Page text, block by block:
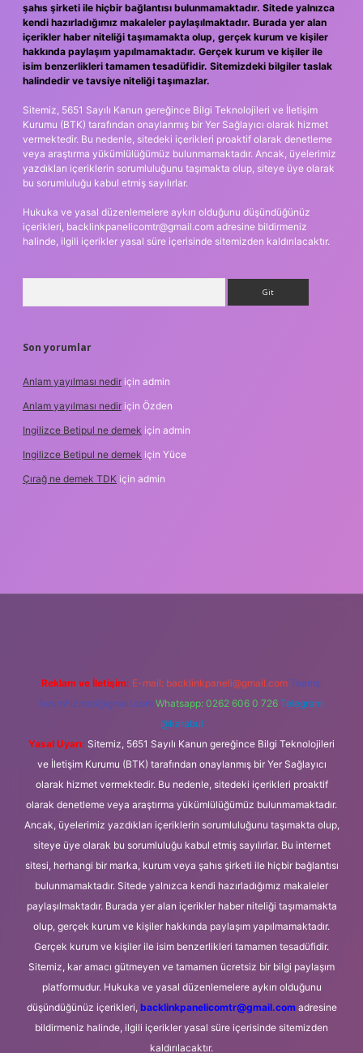
şahıs şirketi ile hiçbir bağlantısı bulunmamaktadır. Sitede yalnızca
kendi hazırladığımız makaleler paylaşılmaktadır. Burada yer alan
içerikler haber niteliği taşımamakta olup, gerçek kurum ve kişiler
hakkında paylaşım yapılmamaktadır. Gerçek kurum ve kişiler ile
isim benzerlikleri tamamen tesadüfidir. Sitemizdeki bilgiler taslak
halindedir ve tavsiye niteliği taşımazlar.
Sitemiz, 5651 Sayılı Kanun gereğince Bilgi Teknolojileri ve İletişim
Kurumu (BTK) tarafından onaylanmış bir Yer Sağlayıcı olarak hizmet
vermektedir. Bu nedenle, sitedeki içerikleri proaktif olarak denetleme
veya araştırma yükümlülüğümüz bulunmamaktadır. Ancak, üyelerimiz
yazdıkları içeriklerin sorumluluğunu taşımakta olup, siteye üye olarak
bu sorumluluğu kabul etmiş sayılırlar.
Hukuka ve yasal düzenlemelere aykırı olduğunu düşündüğünüz
içerikleri, backlinkpanelicomtr@gmail.com adresine bildirmeniz
halinde, ilgili içerikler yasal süre içerisinde sitemizden kaldırılacaktır.
Son yorumlar
Anlam yayılması nedir için admin
Anlam yayılması nedir için Özden
Ingilizce Betipul ne demek için admin
Ingilizce Betipul ne demek için Yüce
Çırağ ne demek TDK için admin
Reklam ve İletişim: E-mail: backlinkpaneli@gmail.com Teams:
forumhizmeti@gmail.com Whatsapp: 0262 606 0 726 Telegram:
@karabul
Yasal Uyarı: Sitemiz, 5651 Sayılı Kanun gereğince Bilgi Teknolojileri
ve İletişim Kurumu (BTK) tarafından onaylanmış bir Yer Sağlayıcı
olarak hizmet vermektedir. Bu nedenle, sitedeki içerikleri proaktif
olarak denetleme veya araştırma yükümlülüğümüz bulunmamaktadır.
Ancak, üyelerimiz yazdıkları içeriklerin sorumluluğunu taşımakta olup,
siteye üye olarak bu sorumluluğu kabul etmiş sayılırlar. Bu internet
sitesi, herhangi bir marka, kurum veya şahıs şirketi ile hiçbir bağlantısı
bulunmamaktadır. Sitede yalnızca kendi hazırladığımız makaleler
paylaşılmaktadır. Burada yer alan içerikler haber niteliği taşımamakta
olup, gerçek kurum ve kişiler hakkında paylaşım yapılmamaktadır.
Gerçek kurum ve kişiler ile isim benzerlikleri tamamen tesadüfidir.
Sitemiz, kar amacı gütmeyen ve tamamen ücretsiz bir bilgi paylaşım
platformudur. Hukuka ve yasal düzenlemelere aykırı olduğunu
düşündüğünüz içerikleri, backlinkpanelicomtr@gmail.comadresine
bildirmeniz halinde, ilgili içerikler yasal süre içerisinde sitemizden
kaldırılacaktır.